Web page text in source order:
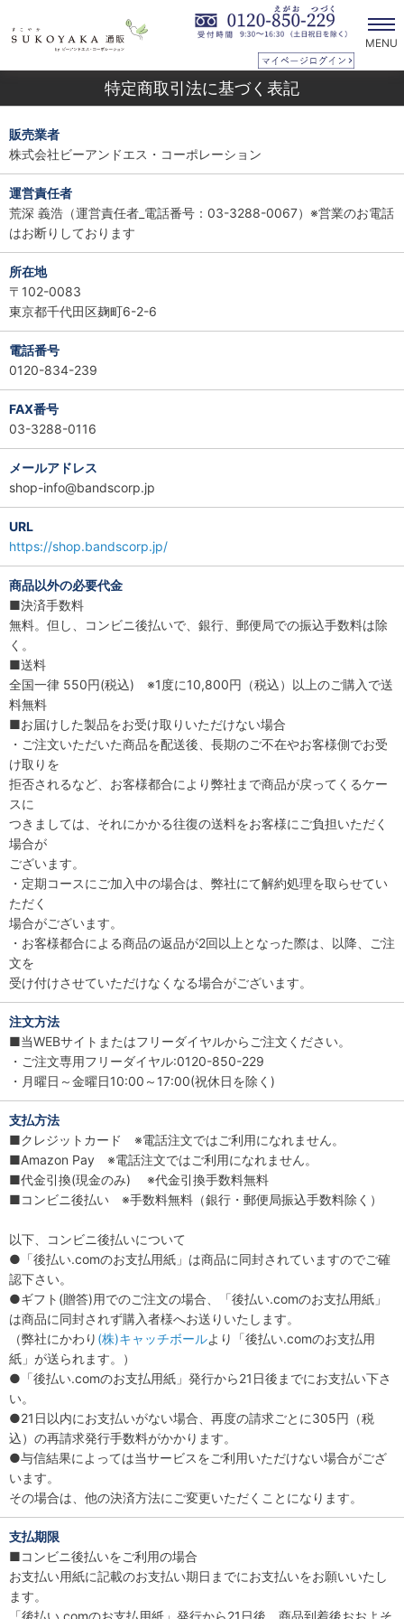
MENU
特定商取引法に基づく表記
販売業者
株式会社ビーアンドエス・コーポレーション
運営責任者
荒深 義浩（運営責任者_電話番号：03-3288-0067）※営業のお電話
はお断りしております
所在地
〒102-0083
東京都千代田区麹町6-2-6
電話番号
0120-834-239
FAX番号
03-3288-0116
メールアドレス
shop-info@bandscorp.jp
URL
https://shop.bandscorp.jp/
商品以外の必要代金
■決済手数料
無料。但し、コンビニ後払いで、銀行、郵便局での振込手数料は除
く。
■送料
全国一律 550円(税込) ※1度に10,800円（税込）以上のご購入で送
料無料
■お届けした製品をお受け取りいただけない場合
・ご注文いただいた商品を配送後、長期のご不在やお客様側でお受
け取りを
拒否されるなど、お客様都合により弊社まで商品が戻ってくるケー
スに
つきましては、それにかかる往復の送料をお客様にご負担いただく
場合が
ございます。
・定期コースにご加入中の場合は、弊社にて解約処理を取らせてい
ただく
場合がございます。
・お客様都合による商品の返品が2回以上となった際は、以降、ご注
文を
受け付けさせていただけなくなる場合がございます。
注文方法
■当WEBサイトまたはフリーダイヤルからご注文ください。
・ご注文専用フリーダイヤル:0120-850-229
・月曜日～金曜日10:00～17:00(祝休日を除く)
支払方法
■クレジットカード ※電話注文ではご利用になれません。
■Amazon Pay ※電話注文ではご利用になれません。
■代金引換(現金のみ) ※代金引換手数料無料
■コンビニ後払い ※手数料無料（銀行・郵便局振込手数料除く）
以下、コンビニ後払いについて
●「後払い.comのお支払用紙」は商品に同封されていますのでご確
認下さい。
●ギフト(贈答)用でのご注文の場合、「後払い.comのお支払用紙」
は商品に同封されず購入者様へお送りいたします。
（弊社にかわり (株)キャッチボールより「後払い.comのお支払用
紙」が送られます。）
●「後払い.comのお支払用紙」発行から21日後までにお支払い下さ
い。
●21日以内にお支払いがない場合、再度の請求ごとに305円（税
込）の再請求発行手数料がかかります。
●与信結果によっては当サービスをご利用いただけない場合がござ
います。
その場合は、他の決済方法にご変更いただくことになります。
支払期限
■コンビニ後払いをご利用の場合
お支払い用紙に記載のお支払い期日までにお支払いをお願いいたし
ます。
「後払い.comのお支払用紙」発行から21日後、商品到着後おおよそ